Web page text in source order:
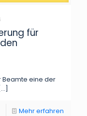
für
Beamte eine der
[…]
Mehr erfahren